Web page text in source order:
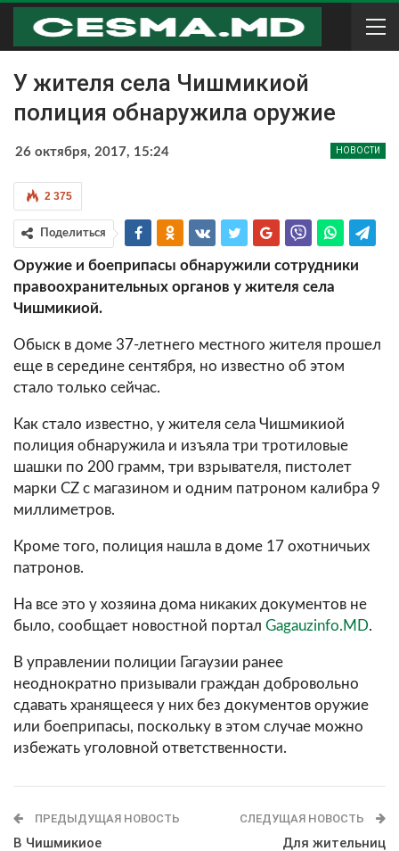
У жителя села Чишмикиой
полиция обнаружила оружие
НОВОСТИ
26 октября, 2017, 15:24
2 375
Поделиться
Оружие и боеприпасы обнаружили сотрудники
правоохранительных органов у жителя села
Чишмикиой.
Обыск в доме 37-летнего местного жителя прошел
еще в середине сентября, но известно об этом
стало только сейчас.
Как стало известно, у жителя села Чишмикиой
полиция обнаружила и изъяла три тротиловые
шашки по 200 грамм, три взрывателя, пистолет
марки CZ с магазином и одним патроном калибра 9
миллиметров.
Кроме того, полиция нашла в доме 17 охотничьих
патронов.
На все это у хозяина дома никаких документов не
было, сообщает новостной портал Gagauzinfo.MD.
В управлении полиции Гагаузии ранее
неоднократно призывали граждан добровольно
сдавать хранящееся у них без документов оружие
или боеприпасы, поскольку в этом случае можно
избежать уголовной ответственности.
ПРЕДЫДУЩАЯ НОВОСТЬ
В Чишмикиое
СЛЕДУЩАЯ НОВОСТЬ
Для жительниц